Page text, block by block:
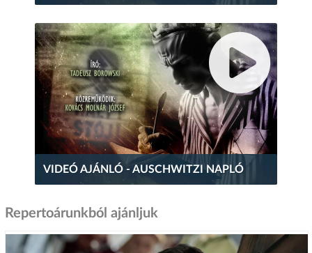
VIDEÓ AJÁNLÓ - AUSCHWITZI NAPLÓ
Repertoárunkból ajánljuk